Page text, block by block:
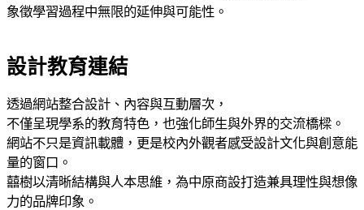
象徵學習過程中無限的延伸與可能性。
設計教育連結
透過網站整合設計、內容與互動層次，
不僅呈現學系的教育特色，也強化師生與外界的交流橋樑。
網站不只是資訊載體，更是校內外觀者感受設計文化與創意能
量的窗口。
囍樹以清晰結構與人本思維，為中原商設打造兼具理性與想像
力的品牌印象。